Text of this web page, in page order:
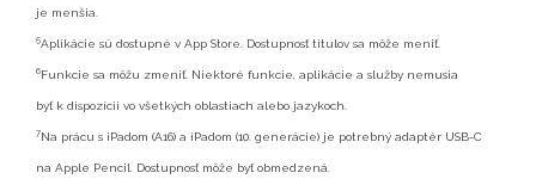
je menšia.
5Aplikácie sú dostupné v App Store. Dostupnosť titulov sa môže meniť.
6Funkcie sa môžu zmeniť. Niektoré funkcie, aplikácie a služby nemusia
byť k dispozícii vo všetkých oblastiach alebo jazykoch.
7Na prácu s iPadom (A16) a iPadom (10. generácie) je potrebný adaptér USB-C
na Apple Pencil. Dostupnosť môže byť obmedzená.